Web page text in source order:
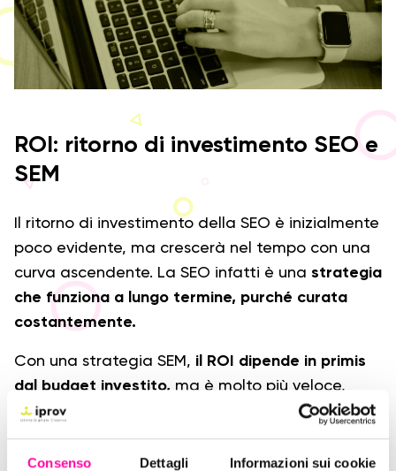
Consenso Dettagli Informazioni sui cookie
ROI: ritorno di investimento SEO e
SEM
Il ritorno di investimento della SEO è inizialmente
poco evidente, ma crescerà nel tempo con una
curva ascendente. La SEO infatti è una strategia
che funziona a lungo termine, purché curata
costantemente.
Con una strategia SEM, il ROI dipende in primis
dal budget investito, ma è molto più veloce,
cesserà però una volta terminata la campagna
di advertising.